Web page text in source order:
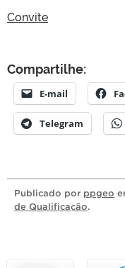
Convite
Compartilhe:
E-mail
Telegram
Publicado por ppgeo
de Qualificação.